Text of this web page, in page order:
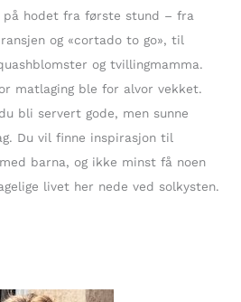
på hodet fra første stund – fra
og «cortado to go», til
og tvillingmamma.
matlaging ble for alvor vekket.
bli servert gode, men sunne
Du vil finne inspirasjon til
barna, og ikke minst få noen
livet her nede ved solkysten.